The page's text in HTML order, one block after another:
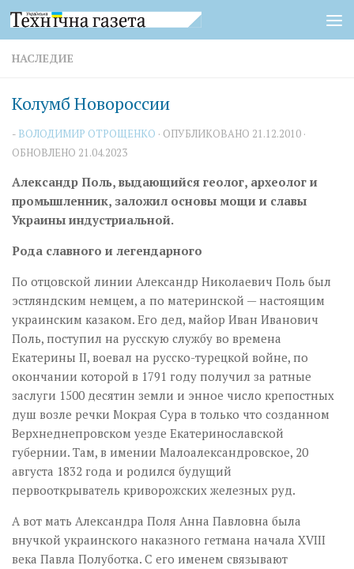
Перейти к содержимому
НАСЛЕДИЕ
Колумб Новороссии
- ВОЛОДИМИР ОТРОЩЕНКО · ОПУБЛИКОВАНО 21.12.2010 ·
ОБНОВЛЕНО 21.04.2023
Александр Поль, выдающийся геолог, археолог и
промышленник, заложил основы мощи и славы
Украины индустриальной.
Рода славного и легендарного
По отцовской линии Александр Николаевич Поль был
эстляндским немцем, а по материнской — настоящим
украинским казаком. Его дед, майор Иван Иванович
Поль, поступил на русскую службу во времена
Екатерины ІІ, воевал на русско-турецкой войне, по
окончании которой в 1791 году получил за ратные
заслуги 1500 десятин земли и энное число крепостных
душ возле речки Мокрая Сура в только что созданном
Верхнеднепровском уезде Екатеринославской
губернии. Там, в имении Малоалександровское, 20
августа 1832 года и родился будущий
первооткрыватель криворожских железных руд.
А вот мать Александра Поля Анна Павловна была
внучкой украинского наказного гетмана начала XVIII
века Павла Полуботка. С его именем связывают